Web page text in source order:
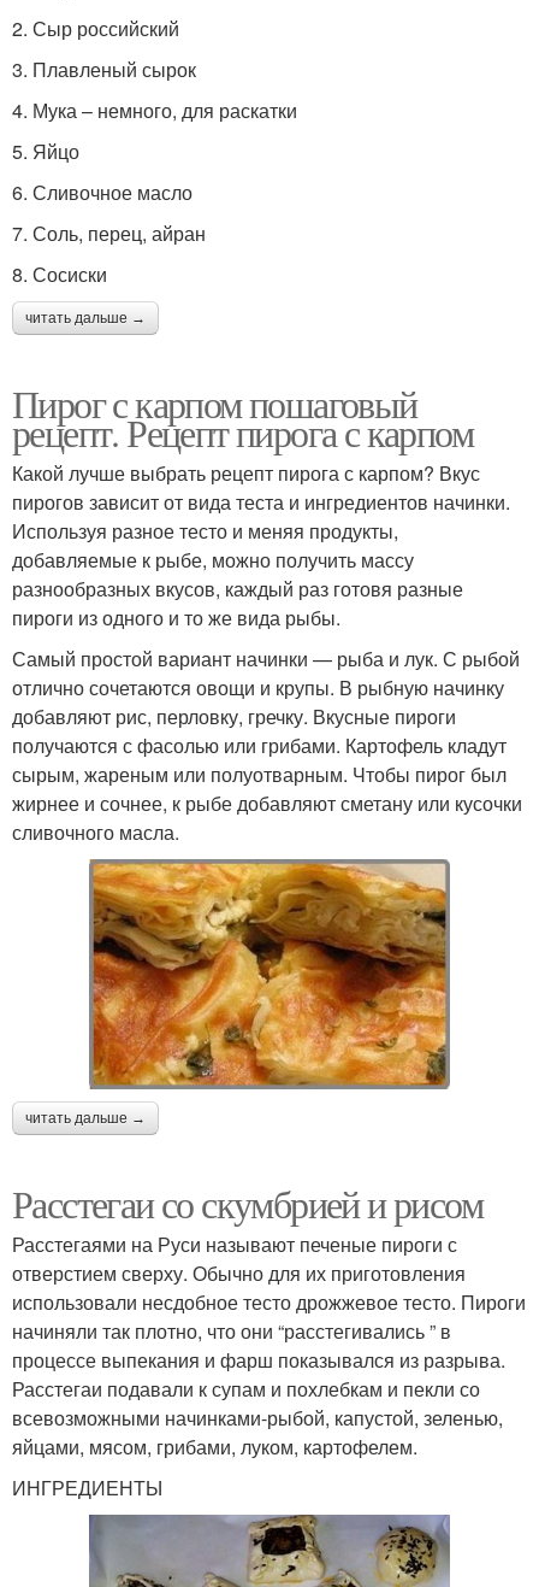
2. Сыр российский
3. Плавленый сырок
4. Мука – немного, для раскатки
5. Яйцо
6. Сливочное масло
7. Соль, перец, айран
8. Сосиски
читать дальше →
Пирог с карпом пошаговый
рецепт. Рецепт пирога с карпом
Какой лучше выбрать рецепт пирога с карпом? Вкус
пирогов зависит от вида теста и ингредиентов начинки.
Используя разное тесто и меняя продукты,
добавляемые к рыбе, можно получить массу
разнообразных вкусов, каждый раз готовя разные
пироги из одного и то же вида рыбы.
Самый простой вариант начинки — рыба и лук. С рыбой
отлично сочетаются овощи и крупы. В рыбную начинку
добавляют рис, перловку, гречку. Вкусные пироги
получаются с фасолью или грибами. Картофель кладут
сырым, жареным или полуотварным. Чтобы пирог был
жирнее и сочнее, к рыбе добавляют сметану или кусочки
сливочного масла.
читать дальше →
Расстегаи со скумбрией и рисом
Расстегаями на Руси называют печеные пироги с
отверстием сверху. Обычно для их приготовления
использовали несдобное тесто дрожжевое тесто. Пироги
начиняли так плотно, что они “расстегивались ” в
процессе выпекания и фарш показывался из разрыва.
Расстегаи подавали к супам и похлебкам и пекли со
всевозможными начинками-рыбой, капустой, зеленью,
яйцами, мясом, грибами, луком, картофелем.
ИНГРЕДИЕНТЫ